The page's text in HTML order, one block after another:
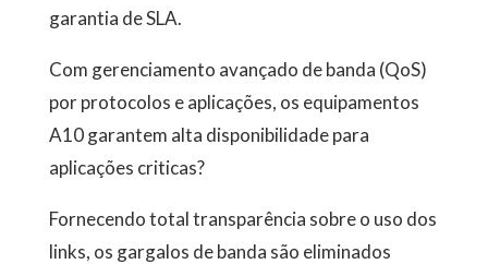
garantia de SLA.
Com gerenciamento avançado de banda (QoS)
por protocolos e aplicações, os equipamentos
A10 garantem alta disponibilidade para
aplicações criticas?
Fornecendo total transparência sobre o uso dos
links, os gargalos de banda são eliminados